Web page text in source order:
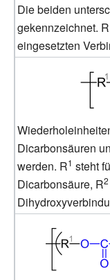
Die beiden
gekennzeichnet.
eingesetzten
Dicarbonsäuren
werden. R1 steht
Dicarbonsäure, R2